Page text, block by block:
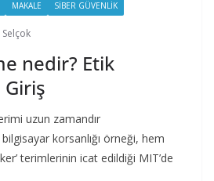
MAKALE SIBER GÜVENLIK
nedir? Etik
uzun zamandır
korsanlığı örneği, hem
terimlerinin icat edildiği MIT’de